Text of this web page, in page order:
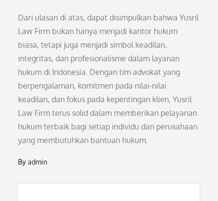
Dari ulasan di atas, dapat disimpulkan bahwa Yusril
Law Firm bukan hanya menjadi kantor hukum
biasa, tetapi juga menjadi simbol keadilan,
integritas, dan profesionalisme dalam layanan
hukum di Indonesia. Dengan tim advokat yang
berpengalaman, komitmen pada nilai-nilai
keadilan, dan fokus pada kepentingan klien, Yusril
Law Firm terus solid dalam memberikan pelayanan
hukum terbaik bagi setiap individu dan perusahaan
yang membutuhkan bantuan hukum.
Byadmin